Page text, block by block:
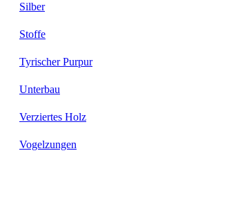
Silber
Stoffe
Tyrischer Purpur
Unterbau
Verziertes Holz
Vogelzungen